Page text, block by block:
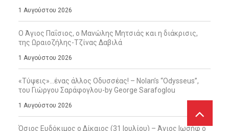
1 Αυγούστου 2026
Ο Άγιος Παΐσιος, ο Μανώλης Μητσιάς και η διάκρισις,
της Ωραιοζήλης-Τζίνας Δαβιλά
1 Αυγούστου 2026
«Τύψεις»…ένας άλλος Οδυσσέας! – Nolan’s “Odysseus”,
του Γιώργου Σαράφογλου-by George Sarafoglou
1 Αυγούστου 2026
Όσιος Ευδόκιμος ο Δίκαιος (31 Ιουλίου) – Άγιος Ιωσήφ ο